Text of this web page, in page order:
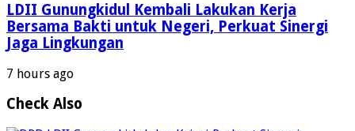
LDII Gunungkidul Kembali Lakukan Kerja
Bersama Bakti untuk Negeri, Perkuat Sinergi
Jaga Lingkungan
7 hours ago
Check Also